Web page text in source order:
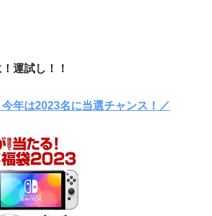
運試し！！
年は2023名に当選チャンス！／